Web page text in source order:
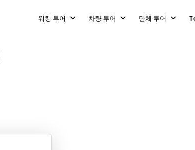
워킹 투어 차량 투어 단체 투어